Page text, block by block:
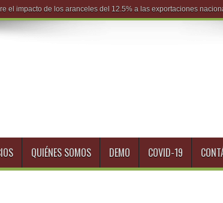
QUIÉNES SOMOS DEMO COVID-19